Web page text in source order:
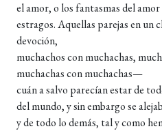
el amor, o los fantasmas del
estragos. Aquellas parejas en un
devoción,
muchachos con muchachas,
muchachas con muchachas—
cuán a salvo parecían estar de
del mundo, y sin embargo se
y de todo lo demás, tal y como